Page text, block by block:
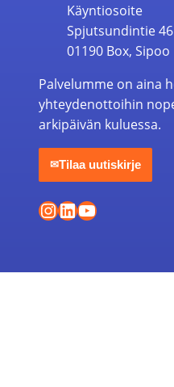
Käyntiosoite
Spjutsundintie 46
01190 Box, Sipoo
Palvelumme on aina
yhteydenottoihin
arkipäivän kuluessa.
✉Tilaa uutiskirje
Instagram
LinkedIn
YouTube